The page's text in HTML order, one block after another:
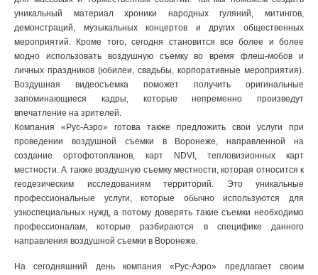
уникальный материал хроники народных гуляний, митингов,
демонстраций, музыкальных концертов и других общественных
мероприятий. Кроме того, сегодня становится все более и более
модно использовать воздушную съемку во время флеш-мобов и
личных праздников (юбилеи, свадьбы, корпоративные мероприятия).
Воздушная видеосъемка поможет получить оригинальные
запоминающиеся кадры, которые непременно произведут
впечатление на зрителей.
Компания «Рус-Аэро» готова также предложить свои услуги при
проведении воздушной съемки в Воронеже, направленной на
создание ортофотопланов, карт NDVI, тепловизионных карт
местности. А также воздушную съемку местности, которая относится к
геодезическим исследованиям территорий. Это уникальные
профессиональные услуги, которые обычно используются для
узкоспециальных нужд, а потому доверять такие съемки необходимо
профессионалам, которые разбираются в специфике данного
направления воздушной съемки в Воронеже.
На сегодняшний день компания «Рус-Аэро» предлагает своим